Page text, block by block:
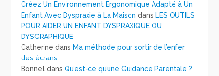
Créez Un Environnement Ergonomique Adapté à Un
Enfant Avec Dyspraxie à La Maison dans LES OUTILS
POUR AIDER UN ENFANT DYSPRAXIQUE OU
DYSGRAPHIQUE
Catherine dans Ma méthode pour sortir de l’enfer
des écrans
Bonnet dansQu’est-ce qu’une Guidance Parentale ?